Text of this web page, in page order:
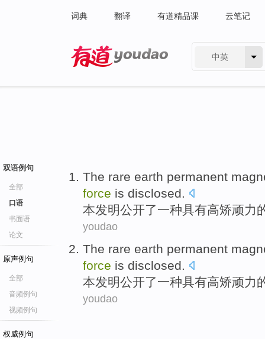
词典 翻译 有道精品课 云笔记
中英
双语例句
全部
口语
书面语
论文
原声例句
全部
音频例句
视频例句
权威例句
The rare earth permanent
force is disclosed.
本发明公开了一种具有高矫顽力
youdao
The rare earth permanent
force is disclosed.
本发明公开了一种具有高矫顽力
youdao